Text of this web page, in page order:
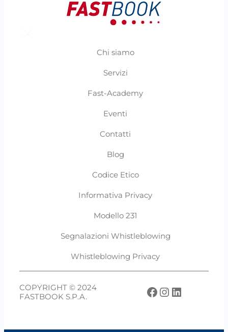
Chi siamo
Servizi
Fast-Academy
Eventi
Contatti
Blog
Codice Etico
Informativa Privacy
Modello 231
Segnalazioni Whistleblowing
Whistleblowing Privacy
COPYRIGHT © 2024
FASTBOOK S.P.A.
Facebook
Instagram
LinkedIn